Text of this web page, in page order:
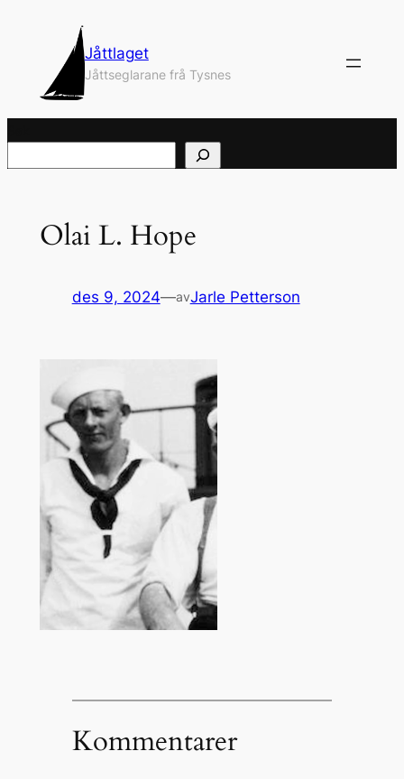
Jåttlaget
Jåttseglarane frå Tysnes
Olai L. Hope
des 9, 2024—avJarle Petterson
Kommentarer